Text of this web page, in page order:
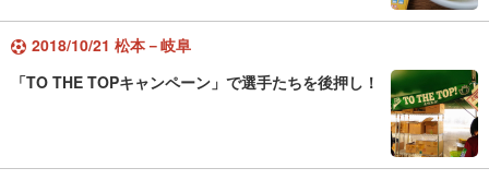
2018/10/21 松本－岐阜
「TO THE TOPキャンペーン」で選手たちを後押し！